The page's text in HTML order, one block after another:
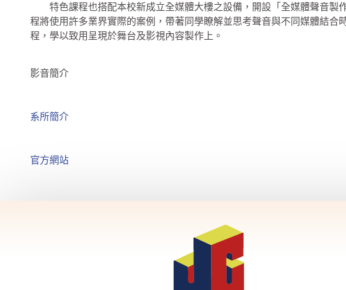
特色課程也搭配本校新成立全媒體大樓之設備，開設「全媒體聲音製
程將使用許多業界實際的案例，帶著同學瞭解並思考聲音與不同媒體結
程，學以致用呈現於舞台及影視內容製作上。
影音簡介
系所簡介
官方網站